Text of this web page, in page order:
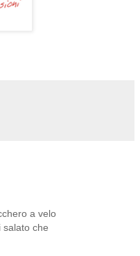
a velo
salato che